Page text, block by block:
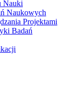
Nauki
Naukowych
Projektami
Badań